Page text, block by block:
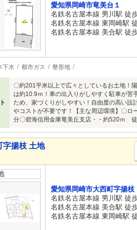
愛知県岡崎市竜美台１
名鉄名古屋本線 男川駅 徒
名鉄名古屋本線 東岡崎駅
名鉄名古屋本線 美合駅 徒
下水 都市ガス 整形地
〇約201平米以上で広々としているお土地！
は約10.9ｍ！車の出入りがしやすく駐車が
ため、家づくりがしやすい！自由度の高い設
やコストが不要です！【主な周辺環境】〇
分〇碧海信用金庫竜美丘支店・・約520ｍ
字揚枝 土地
愛知県岡崎市大西町字揚枝
名鉄名古屋本線 男川駅 徒
名鉄名古屋本線 美合駅 徒
名鉄名古屋本線 東岡崎駅